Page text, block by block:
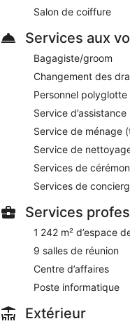
à la disposition des
Kebabs and Kurries -
des spécialités Cuisine
dîner. Ouvert tous les
Ottimo Cucina Italiana
propose des spécialités
uniquement.Ouvert
Tempero- Ce
spécialités Cuisine
jours.
Pavilion- Ce restaurant
déjeuner et le dîner.
Ouvert tous les jours.
Farol Bar- bar sur
Un service d'étage 24
tardifs.
Salon de coiffure
Services aux
Bagagiste/groom
Changement des
Personnel polyglotte
Service
Service de ménage
Service de
Services de
Services de
Services
1 242 m² d’espace
9 salles de réunion
Centre d’affaires
Poste informatique
Extérieur